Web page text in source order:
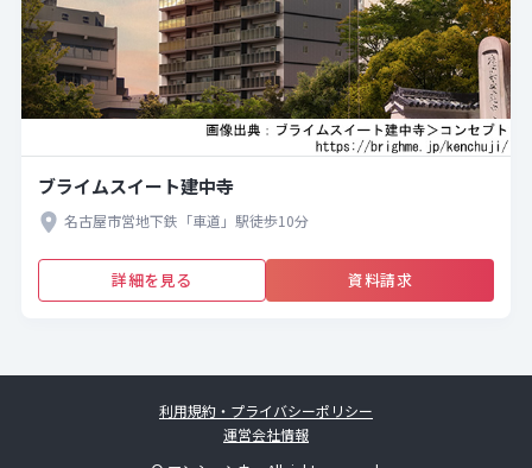
ブライムスイート建中寺
名古屋市営地下鉄「車道」駅徒歩10分
詳細を見る 資料請求
利用規約・プライバシーポリシー
運営会社情報